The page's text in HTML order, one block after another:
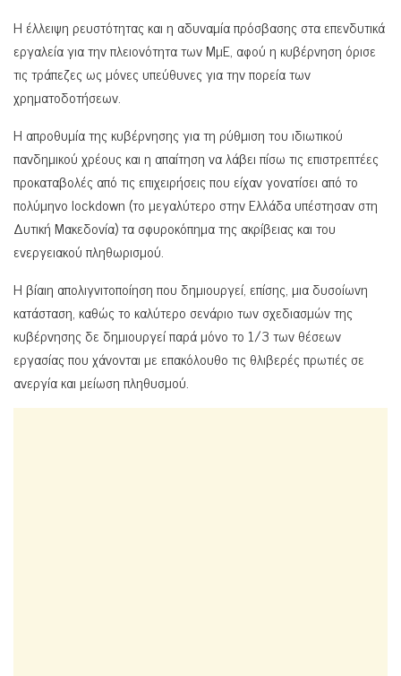
Η έλλειψη ρευστότητας και η αδυναμία πρόσβασης στα επενδυτικά
εργαλεία για την πλειονότητα των ΜμΕ, αφού η κυβέρνηση όρισε
τις τράπεζες ως μόνες υπεύθυνες για την πορεία των
χρηματοδοτήσεων.
Η απροθυμία της κυβέρνησης για τη ρύθμιση του ιδιωτικού
πανδημικού χρέους και η απαίτηση να λάβει πίσω τις επιστρεπτέες
προκαταβολές από τις επιχειρήσεις που είχαν γονατίσει από το
πολύμηνο lockdown (το μεγαλύτερο στην Ελλάδα υπέστησαν στη
Δυτική Μακεδονία) τα σφυροκόπημα της ακρίβειας και του
ενεργειακού πληθωρισμού.
Η βίαιη απολιγνιτοποίηση που δημιουργεί, επίσης, μια δυσοίωνη
κατάσταση, καθώς το καλύτερο σενάριο των σχεδιασμών της
κυβέρνησης δε δημιουργεί παρά μόνο το 1/3 των θέσεων
εργασίας που χάνονται με επακόλουθο τις θλιβερές πρωτιές σε
ανεργία και μείωση πληθυσμού.